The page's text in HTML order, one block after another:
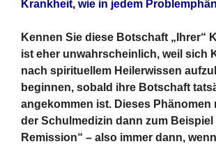
Krankheit, wie in jedem
Kennen Sie diese Botschaft „Ihrer“
ist eher unwahrscheinlich, weil sich
nach spirituellem Heilerwissen
beginnen, sobald ihre Botschaft
angekommen ist. Dieses Phänomen
der Schulmedizin dann zum Beispiel
Remission“ – also immer dann,